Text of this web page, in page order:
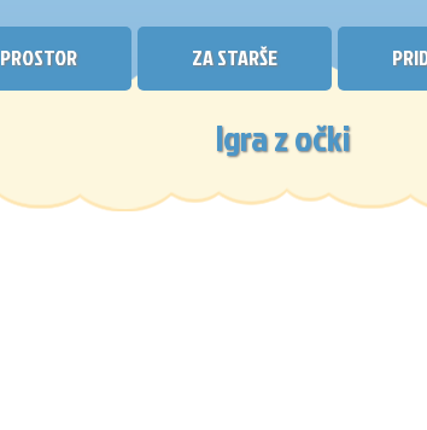
PROSTOR ZA STARŠE
Igra z očki